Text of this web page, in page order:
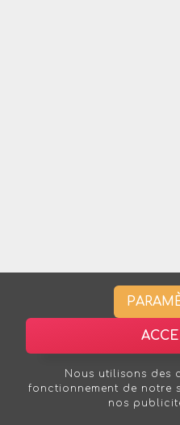
Nous utilisons des
fonctionnement de notre
nos